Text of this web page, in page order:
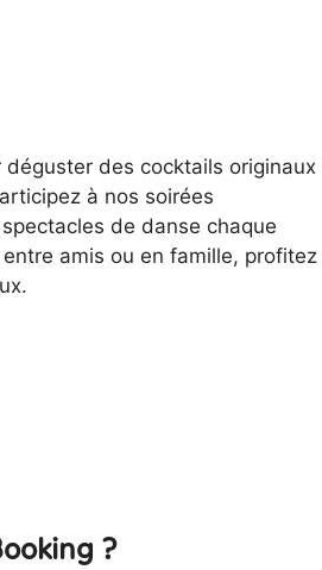
des cocktails originaux
à nos soirées
de danse chaque
amis ou en famille, profitez
?